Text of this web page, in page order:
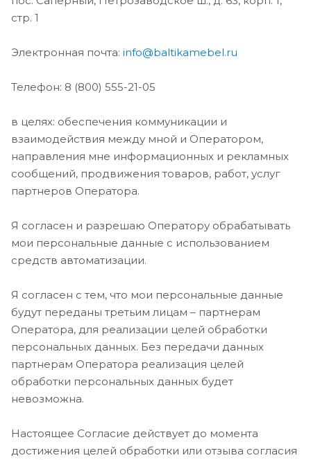
стр. 1
Электронная почта: info@baltikamebel.ru
Телефон: 8 (800) 555-21-05
в целях: обеспечения коммуникации и
взаимодействия между мной и Оператором,
направления мне информационных и рекламных
сообщений, продвижения товаров, работ, услуг
партнеров Оператора.
Я согласен и разрешаю Оператору обрабатывать
мои персональные данные с использованием
средств автоматизации.
Я согласен с тем, что мои персональные данные
будут переданы третьим лицам – партнерам
Оператора, для реализации целей обработки
персональных данных. Без передачи данных
партнерам Оператора реализация целей
обработки персональных данных будет
невозможна.
Настоящее Согласие действует до момента
достижения целей обработки или отзыва согласия